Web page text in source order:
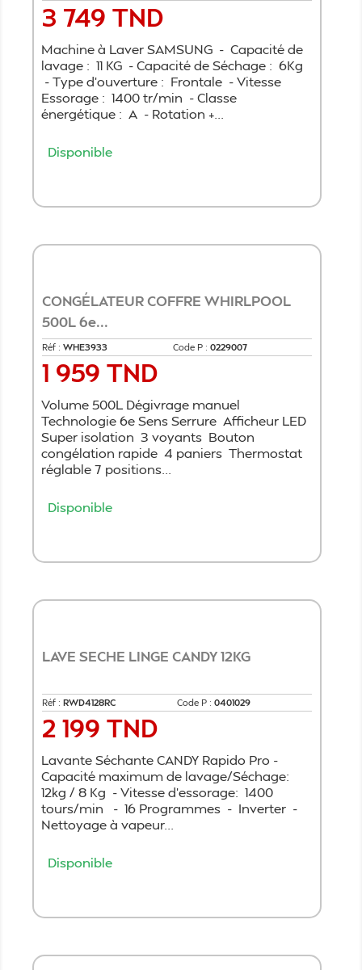
Prix
3 749 TND
Machine à Laver SAMSUNG - Capacité de
lavage : 11 KG - Capacité de Séchage : 6Kg
- Type d'ouverture : Frontale - Vitesse
Essorage : 1400 tr/min - Classe
énergétique : A - Rotation +...
Disponible
CONGÉLATEUR COFFRE WHIRLPOOL
500L 6e...
Réf : WHE3933 Code P : 0229007
Prix
1 959 TND
Volume 500L Dégivrage manuel
Technologie 6e Sens Serrure Afficheur LED
Super isolation 3 voyants Bouton
congélation rapide 4 paniers Thermostat
réglable 7 positions...
Disponible
LAVE SECHE LINGE CANDY 12KG
Réf : RWD4128RC Code P : 0401029
Prix
2 199 TND
Lavante Séchante CANDY Rapido Pro -
Capacité maximum de lavage/Séchage:
12kg / 8 Kg - Vitesse d’essorage: 1400
tours/min - 16 Programmes - Inverter -
Nettoyage à vapeur...
Disponible